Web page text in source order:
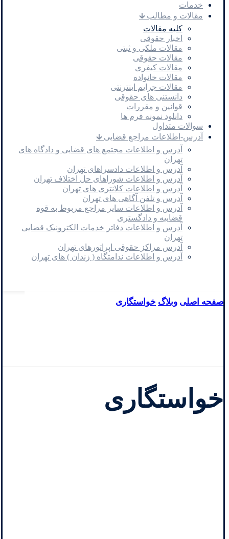
خدمات
مقالات و مطالب 🡳
کلیه مقالات
اخبار حقوقی
مقالات ملکی و ثبتی
مقالات حقوقی
مقالات کیفری
مقالات خانواده
مقالات جرایم اینترنتی
دانستنی های حقوقی
قوانین و مقررات
دانلود نمونه فرم ها
سوالات متداول
آدرس-اطلاعات مراجع قضایی 🡳
آدرس و اطلاعات مجتمع های قضایی و دادگاه های
تهران
آدرس و اطلاعات دادسراهای تهران
آدرس و اطلاعات شوراهای حل اختلاف تهران
آدرس و اطلاعات کلانتری های تهران
آدرس و تلفن آگاهی های تهران
آدرس و اطلاعات سایر مراجع مربوط به قوه
قضاییه و دادگستری
آدرس و اطلاعات دفاتر خدمات الکترونیک قضایی
تهران
آدرس مراکز حقوقی اپراتورهای تهران
آدرس و اطلاعات ندامتگاه ( زندان ) های تهران
صفحه اصلی وبلاگ خواستگاری
خواستگاری